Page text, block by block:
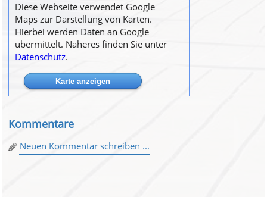
Diese Webseite verwendet Google
Maps zur Darstellung von Karten.
Hierbei werden Daten an Google
übermittelt. Näheres finden Sie unter
Datenschutz.
Kommentare
Neuen Kommentar schreiben ...